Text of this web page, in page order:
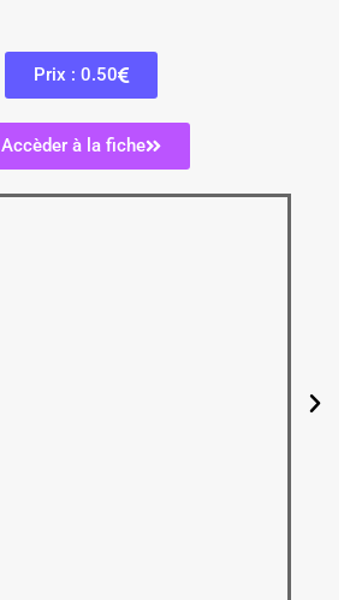
Prix : 0.50
Accèder à la fiche